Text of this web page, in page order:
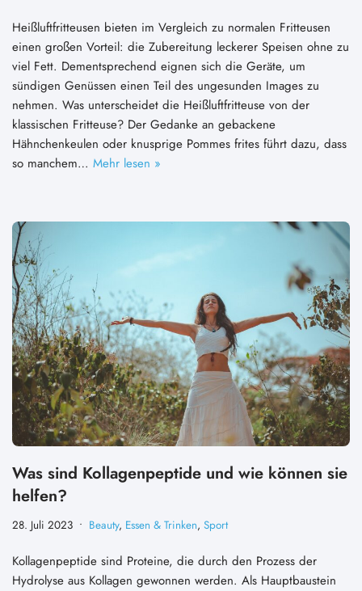
Heißluftfritteusen bieten im Vergleich zu normalen Fritteusen
einen großen Vorteil: die Zubereitung leckerer Speisen ohne zu
viel Fett. Dementsprechend eignen sich die Geräte, um
sündigen Genüssen einen Teil des ungesunden Images zu
nehmen. Was unterscheidet die Heißluftfritteuse von der
klassischen Fritteuse? Der Gedanke an gebackene
Hähnchenkeulen oder knusprige Pommes frites führt dazu, dass
so manchem… Mehr lesen »
Was sind Kollagenpeptide und wie können sie
helfen?
28. Juli 2023 Beauty, Essen & Trinken, Sport
Kollagenpeptide sind Proteine, die durch den Prozess der
Hydrolyse aus Kollagen gewonnen werden. Als Hauptbaustein